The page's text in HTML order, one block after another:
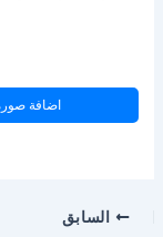
اضافة
السابق